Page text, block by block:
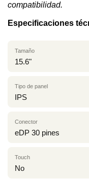
compatibilidad.
Especificaciones
Tamaño
15.6"
Tipo de panel
IPS
Conector
eDP 30 pines
Touch
No